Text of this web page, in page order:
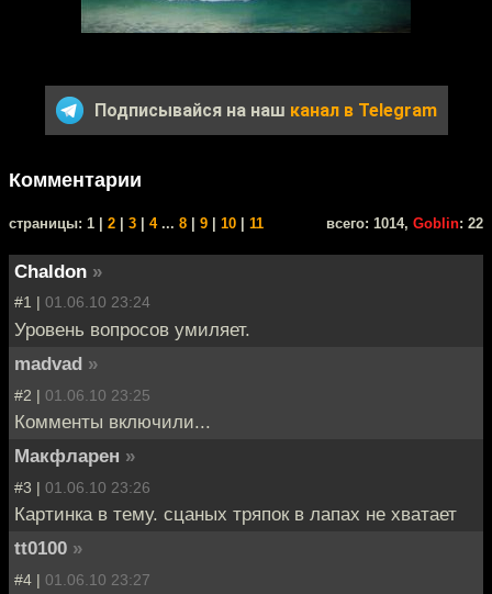
Подписывайся на наш канал в Telegram
Комментарии
cтраницы: 1 | 2 3 4... 8 9 10 11 всего: 1014, Goblin: 22
Chaldon »
#1 | 01.06.10 23:24
Уровень вопросов умиляет.
madvad »
#2 | 01.06.10 23:25
Комменты включили...
Макфларен »
#3 | 01.06.10 23:26
Картинка в тему. сцаных тряпок в лапах не хватает
tt0100 »
#4 | 01.06.10 23:27